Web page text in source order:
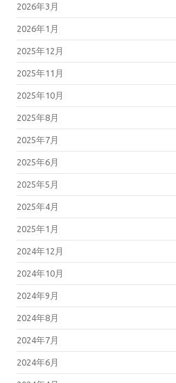
2026年3月
2026年1月
2025年12月
2025年11月
2025年10月
2025年8月
2025年7月
2025年6月
2025年5月
2025年4月
2025年1月
2024年12月
2024年10月
2024年9月
2024年8月
2024年7月
2024年6月